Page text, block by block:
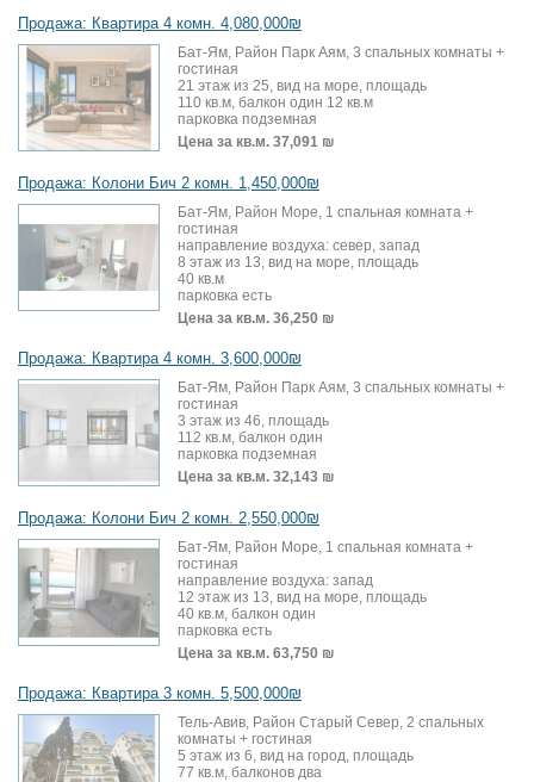
Продажа: Квартира 4 комн. 4,080,000₪
Бат-Ям, Район Парк Аям, 3 спальных комнаты +
гостиная
21 этаж из 25, вид на море, площадь
110 кв.м, балкон один 12 кв.м
парковка подземная
Цена за кв.м. 37,091 ₪
Продажа: Колони Бич 2 комн. 1,450,000₪
Бат-Ям, Район Море, 1 спальная комната +
гостиная
направление воздуха: север, запад
8 этаж из 13, вид на море, площадь
40 кв.м
парковка есть
Цена за кв.м. 36,250 ₪
Продажа: Квартира 4 комн. 3,600,000₪
Бат-Ям, Район Парк Аям, 3 спальных комнаты +
гостиная
3 этаж из 46, площадь
112 кв.м, балкон один
парковка подземная
Цена за кв.м. 32,143 ₪
Продажа: Колони Бич 2 комн. 2,550,000₪
Бат-Ям, Район Море, 1 спальная комната +
гостиная
направление воздуха: запад
12 этаж из 13, вид на море, площадь
40 кв.м, балкон один
парковка есть
Цена за кв.м. 63,750 ₪
Продажа: Квартира 3 комн. 5,500,000₪
Тель-Авив, Район Старый Север, 2 спальных
комнаты + гостиная
5 этаж из 6, вид на город, площадь
77 кв.м, балконов два